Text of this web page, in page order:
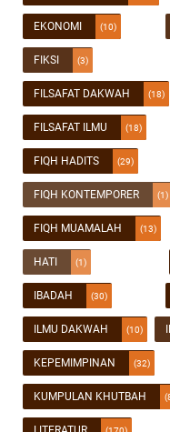
EKONOMI (10)
FIKSI (3)
FILSAFAT DAKWAH (18)
FILSAFAT ILMU (18)
FIQH HADITS (29)
FIQH KONTEMPORER (1)
FIQH MUAMALAH (13)
HATI (1)
IBADAH (30)
ILMU DAKWAH (10)
KEPEMIMPINAN (32)
KUMPULAN KHUTBAH